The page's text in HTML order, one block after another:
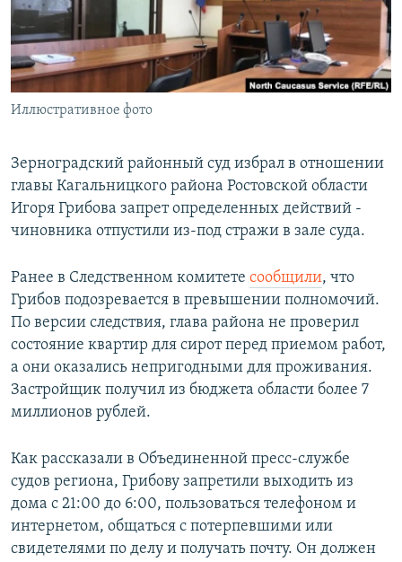
СОЦИАЛЬНЫЕ СЕТИ
Иллюстративное фото
Зерноградский районный суд избрал в отношении
главы Кагальницкого района Ростовской области
Игоря Грибова запрет определенных действий -
чиновника отпустили из-под стражи в зале суда.
Ранее в Следственном комитете сообщили, что
Грибов подозревается в превышении полномочий.
По версии следствия, глава района не проверил
состояние квартир для сирот перед приемом работ,
а они оказались непригодными для проживания.
Застройщик получил из бюджета области более 7
миллионов рублей.
Как рассказали в Объединенной пресс-службе
судов региона, Грибову запретили выходить из
дома с 21:00 до 6:00, пользоваться телефоном и
интернетом, общаться с потерпевшими или
свидетелями по делу и получать почту. Он должен